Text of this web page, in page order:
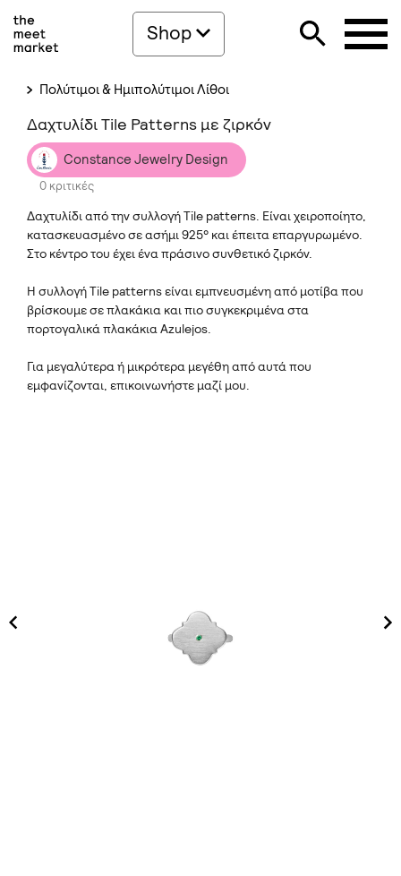
Shop
Πολύτιμοι & Ημιπολύτιμοι Λίθοι
Δαχτυλίδι Tile Patterns με ζιρκόν
Constance Jewelry Design
0 κριτικές
Δαχτυλίδι από την συλλογή Tile patterns. Είναι χειροποίητο,
κατασκευασμένο σε ασήμι 925° και έπειτα επαργυρωμένο.
Στο κέντρο του έχει ένα πράσινο συνθετικό ζιρκόν.
Η συλλογή Tile patterns είναι εμπνευσμένη από μοτίβα που
βρίσκουμε σε πλακάκια και πιο συγκεκριμένα στα
πορτογαλικά πλακάκια Azulejos.
Για μεγαλύτερα ή μικρότερα μεγέθη από αυτά που
εμφανίζονται, επικοινωνήστε μαζί μου.